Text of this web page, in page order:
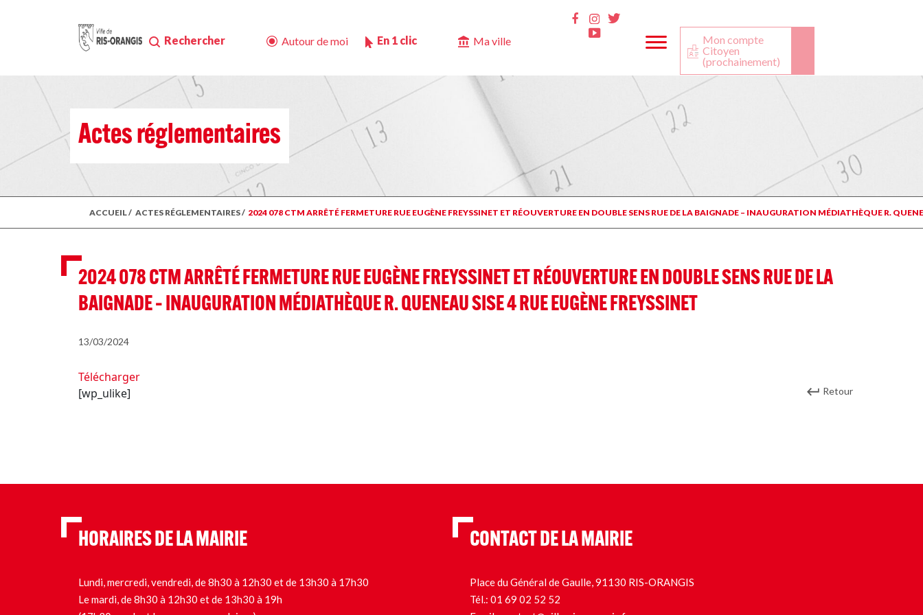
Rechercher Autour de moi En 1 clic Ma ville
Facebook
InstaTwitter
Youtube
Mon compte
Citoyen
(prochainement)
Actes réglementaires
ACCUEIL/ ACTES RÉGLEMENTAIRES/ 2024 078 CTM ARRÊTÉ FERMETURE RUE EUGÈNE FREYSSINET ET RÉOUVERTURE EN DOUBLE SENS RUE DE LA BAIGNADE – INAUGURATION MÉDIATHÈQUE R.
2024 078 CTM ARRÊTÉ FERMETURE RUE EUGÈNE FREYSSINET ET RÉOUVERTURE EN DOUBLE SENS RUE DE LA
BAIGNADE – INAUGURATION MÉDIATHÈQUE R. QUENEAU SISE 4 RUE EUGÈNE FREYSSINET
13/03/2024
Télécharger
[wp_ulike]
Retour
HORAIRES DE LA MAIRIE
Lundi, mercredi, vendredi, de 8h30 à 12h30 et de 13h30 à 17h30
Le mardi, de 8h30 à 12h30 et de 13h30 à 19h
CONTACT DE LA MAIRIE
Place du Général de Gaulle, 91130 RIS-ORANGIS
Tél.: 01 69 02 52 52